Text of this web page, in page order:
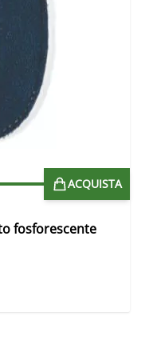
ACQUISTA
fosforescente